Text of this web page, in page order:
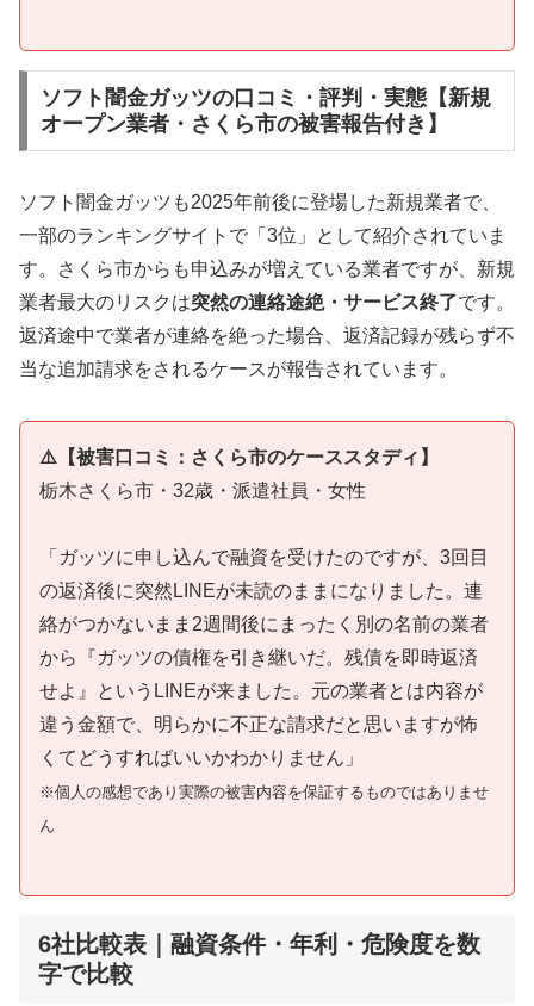
ソフト闇金ガッツの口コミ・評判・実態【新規
オープン業者・さくら市の被害報告付き】
ソフト闇金ガッツも2025年前後に登場した新規業者で、
一部のランキングサイトで「3位」として紹介されていま
す。さくら市からも申込みが増えている業者ですが、新規
業者最大のリスクは突然の連絡途絶・サービス終了です。
返済途中で業者が連絡を絶った場合、返済記録が残らず不
当な追加請求をされるケースが報告されています。
⚠️【被害口コミ：さくら市のケーススタディ】
栃木さくら市・32歳・派遣社員・女性
「ガッツに申し込んで融資を受けたのですが、3回目
の返済後に突然LINEが未読のままになりました。連
絡がつかないまま2週間後にまったく別の名前の業者
から『ガッツの債権を引き継いだ。残債を即時返済
せよ』というLINEが来ました。元の業者とは内容が
違う金額で、明らかに不正な請求だと思いますが怖
くてどうすればいいかわかりません」
※個人の感想であり実際の被害内容を保証するものではありませ
ん
6社比較表｜融資条件・年利・危険度を数
字で比較